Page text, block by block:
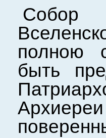
Собор
полною
быть